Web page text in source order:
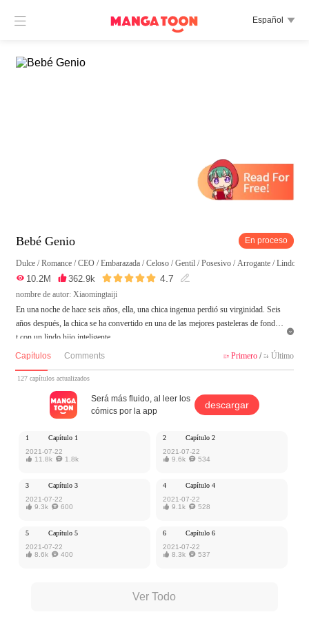
 Español 
Bebé Genio En proceso
Dulce /Romance /CEO /Embarazada /Celoso /Gentil /Posesivo / Arrogante /Lindo
 10.2M 362.9k  4.7 
nombre de autor: Xiaomingtaiji
En una noche de hace seis años, ella, una chica ingenua perdió su virginidad. Seis
años después, la chica se ha convertido en una de las mejores pasteleras de fondan
t con un lindo hijo inteligente.
"¡Bebé, haré todo lo posible para traerte la vida más feliz!"
MangaToon tiene autorización de Xiaomingtaiji para publicar esa obra, el contenid
o del mismo representa el punto de vista del autor, y no el de MangaToon.

Capítulos Comments  Primero/  Último
127 capítulos actualizados
Será más fluido, al leer los
cómics por la app
descargar
1
Capítulo 1
2021-07-22
 11.8k 1.8k
2
Capítulo 2
2021-07-22
 9.6k 534
3
Capítulo 3
2021-07-22
 9.3k 600
4
Capítulo 4
2021-07-22
 9.1k 528
5
Capítulo 5
2021-07-22
 8.6k 400
6
Capítulo 6
2021-07-22
 8.3k 537
Ver Todo